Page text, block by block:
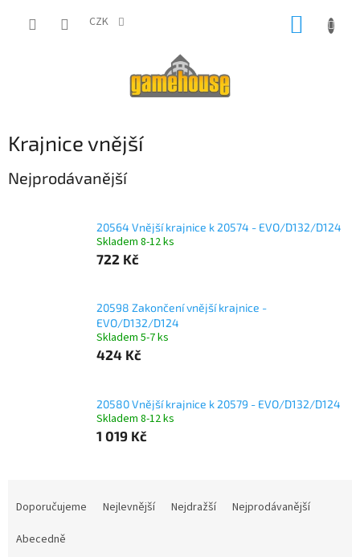
CZK
Krajnice vnější
Nejprodávanější
20564 Vnější krajnice k 20574 - EVO/D132/D124
Skladem 8-12 ks
722 Kč
20598 Zakončení vnější krajnice -
EVO/D132/D124
Skladem 5-7 ks
424 Kč
20580 Vnější krajnice k 20579 - EVO/D132/D124
Skladem 8-12 ks
1 019 Kč
Doporučujeme Nejlevnější Nejdražší
Nejprodávanější
Abecedně